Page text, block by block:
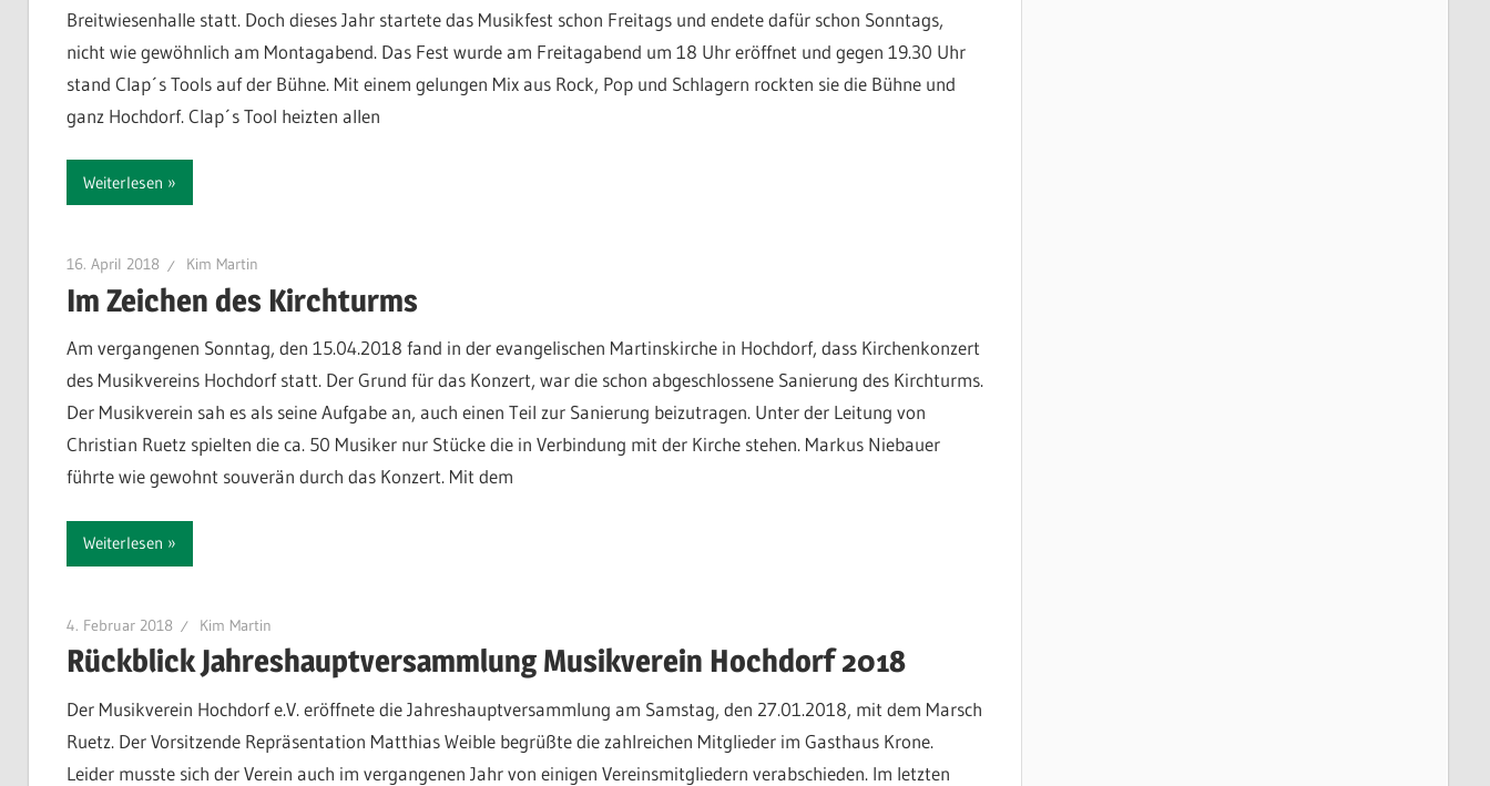
Breitwiesenhalle statt. Doch dieses Jahr startete das Musikfest schon Freitags und endete dafür schon Sonntags,
nicht wie gewöhnlich am Montagabend. Das Fest wurde am Freitagabend um 18 Uhr eröffnet und gegen 19.30 Uhr
stand Clap´s Tools auf der Bühne. Mit einem gelungen Mix aus Rock, Pop und Schlagern rockten sie die Bühne und
ganz Hochdorf. Clap´s Tool heizten allen
Weiterlesen
16. April 2018 Kim Martin
Im Zeichen des Kirchturms
Am vergangenen Sonntag, den 15.04.2018 fand in der evangelischen Martinskirche in Hochdorf, dass Kirchenkonzert
des Musikvereins Hochdorf statt. Der Grund für das Konzert, war die schon abgeschlossene Sanierung des Kirchturms.
Der Musikverein sah es als seine Aufgabe an, auch einen Teil zur Sanierung beizutragen. Unter der Leitung von
Christian Ruetz spielten die ca. 50 Musiker nur Stücke die in Verbindung mit der Kirche stehen. Markus Niebauer
führte wie gewohnt souverän durch das Konzert. Mit dem
Weiterlesen
4. Februar 2018 Kim Martin
Rückblick Jahreshauptversammlung Musikverein Hochdorf 2018
Der Musikverein Hochdorf e.V. eröffnete die Jahreshauptversammlung am Samstag, den 27.01.2018, mit dem Marsch
Ruetz. Der Vorsitzende Repräsentation Matthias Weible begrüßte die zahlreichen Mitglieder im Gasthaus Krone.
Leider musste sich der Verein auch im vergangenen Jahr von einigen Vereinsmitgliedern verabschieden. Im letzten